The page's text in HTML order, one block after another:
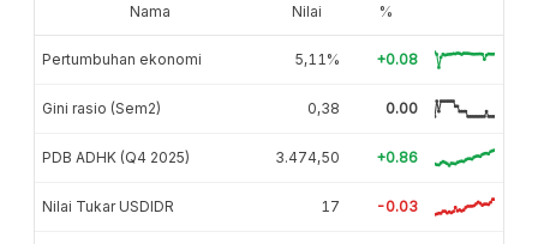
Nama Nilai %
Pertumbuhan ekonomi 5,11% +0.08
Gini rasio (Sem2) 0,38 0.00
PDB ADHK (Q4 2025) 3.474,50 +0.86
Nilai Tukar USDIDR 17 -0.03